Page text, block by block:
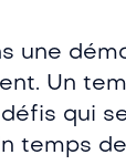
une
Un
qui
temps